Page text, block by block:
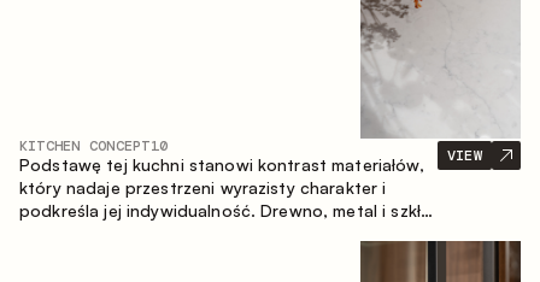
KITCHEN CONCEPT10
Podstawę tej kuchni stanowi kontrast materiałów,
który nadaje przestrzeni wyrazisty charakter i
podkreśla jej indywidualność. Drewno, metal i szkło
VIEW